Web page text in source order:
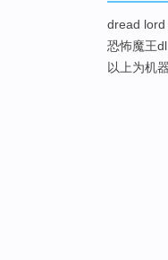
dread lord
恐怖魔王dl
以上为机